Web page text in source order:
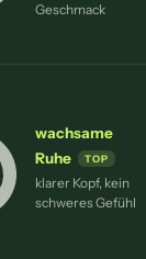
Geschmack
wachsame
Ruhe
klarer Kopf, kein
schweres Gefühl